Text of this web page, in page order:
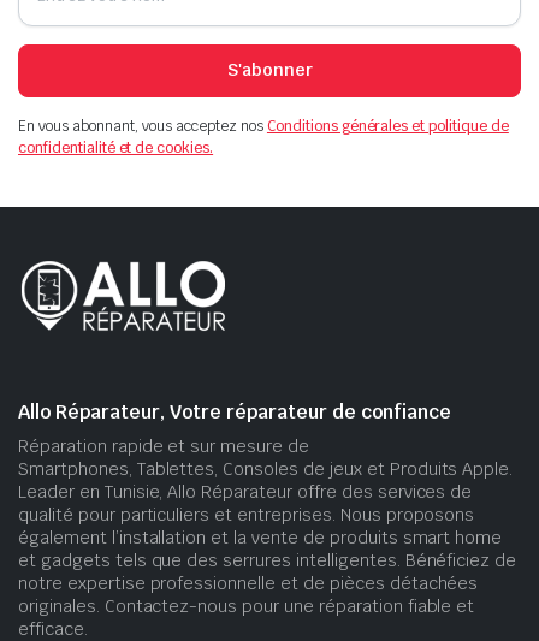
S'abonner
En vous abonnant, vous acceptez nosConditions générales et politique de
confidentialité et de cookies.
Allo Réparateur, Votre réparateur de confiance
Réparation rapide et sur mesure de
Smartphones, Tablettes, Consoles de jeux et Produits Apple.
Leader en Tunisie, Allo Réparateur offre des services de
qualité pour particuliers et entreprises. Nous proposons
également l’installation et la vente de produits smart home
et gadgets tels que des serrures intelligentes. Bénéficiez de
notre expertise professionnelle et de pièces détachées
originales. Contactez-nous pour une réparation fiable et
efficace.